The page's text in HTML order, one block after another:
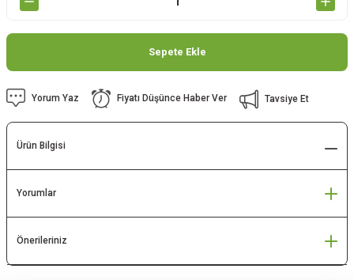
Sepete Ekle
Yorum Yaz Fiyatı Düşünce Haber Ver Tavsiye Et
Ürün Bilgisi
Yorumlar
Önerileriniz